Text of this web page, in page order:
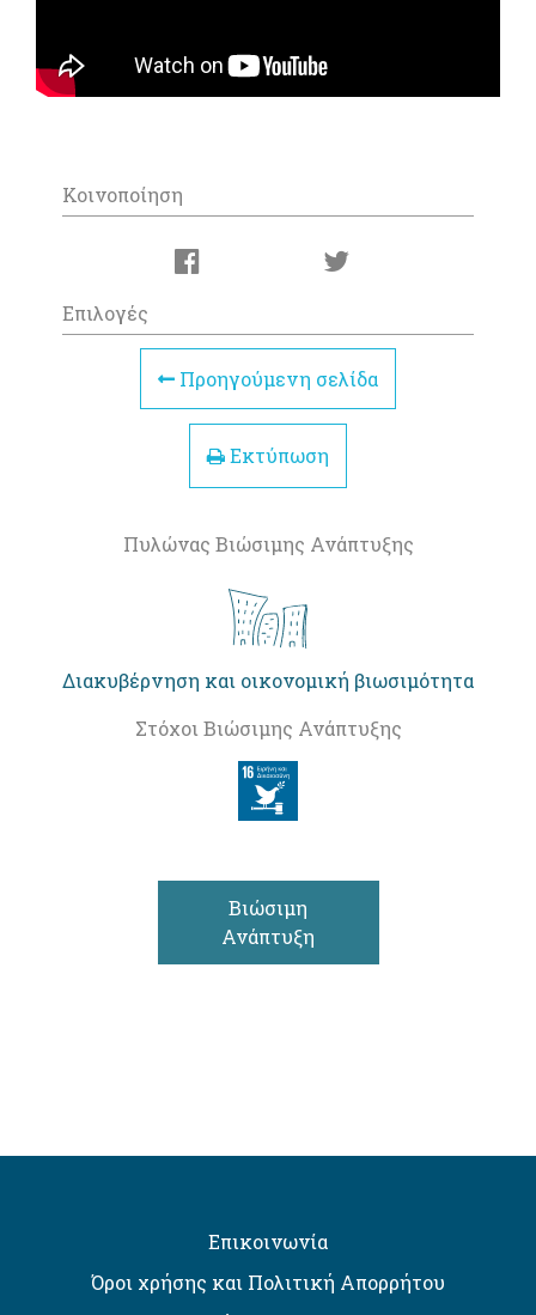
Κοινοποίηση
Επιλογές
Προηγούμενη σελίδα
Εκτύπωση
Πυλώνας Βιώσιμης Ανάπτυξης
Διακυβέρνηση και οικονομική βιωσιμότητα
Στόχοι Βιώσιμης Ανάπτυξης
Βιώσιμη
Ανάπτυξη
Επικοινωνία
Όροι χρήσης και Πολιτική Απορρήτου